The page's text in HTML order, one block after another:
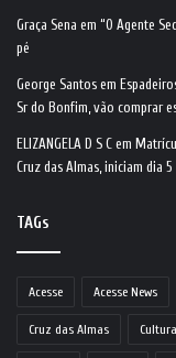
Graça Sena em “O Agente
pé
George Santos em
Sr do Bonfim, vão comprar
ELIZANGELA D S C em
Cruz das Almas, iniciam dia
TAGs
Acesse Acesse News
Cruz das Almas Cultura